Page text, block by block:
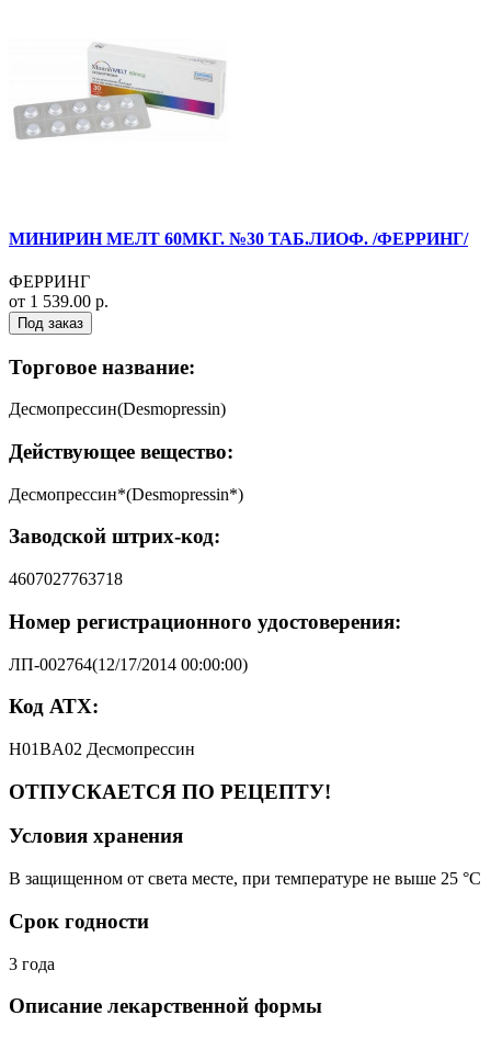
МИНИРИН МЕЛТ 60МКГ. №30 ТАБ.ЛИОФ. /ФЕРРИНГ/
ФЕРРИНГ
от 1 539.00 р.
Под заказ
Торговое название:
Десмопрессин(Desmopressin)
Действующее вещество:
Десмопрессин*(Desmopressin*)
Заводской штрих-код:
4607027763718
Номер регистрационного удостоверения:
ЛП-002764(12/17/2014 00:00:00)
Код АТХ:
H01BA02 Десмопрессин
ОТПУСКАЕТСЯ ПО РЕЦЕПТУ!
Условия хранения
В защищенном от света месте, при температуре не выше 25 °C
Срок годности
3 года
Описание лекарственной формы